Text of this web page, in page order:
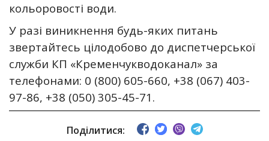
кольоровості води.
У разі виникнення будь-яких питань
звертайтесь цілодобово до диспетчерської
служби КП «Кременчукводоканал» за
телефонами: 0 (800) 605-660, +38 (067) 403-
97-86, +38 (050) 305-45-71.
Поділитися: